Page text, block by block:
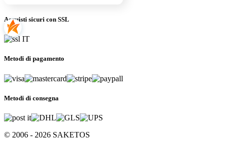
Acquisti sicuri con SSL
Metodi di pagamento
Metodi di consegna
© 2006 - 2026 SAKETOS